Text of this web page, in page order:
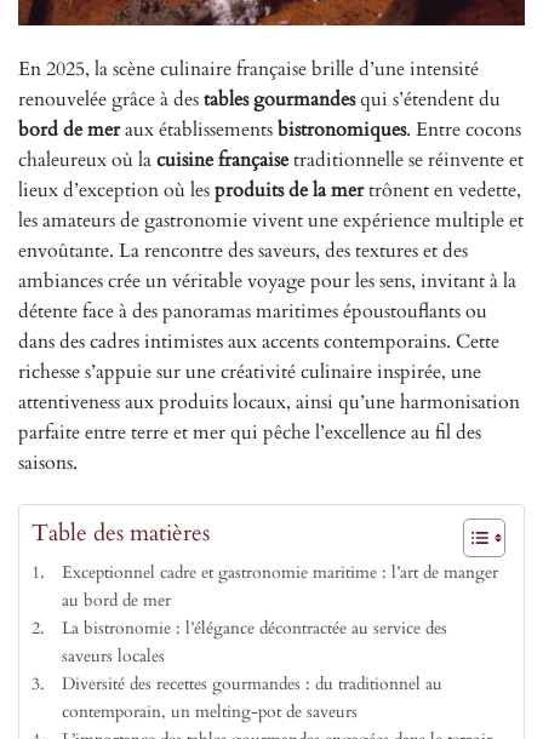
En 2025, la scène culinaire française brille d’une intensité
renouvelée grâce à destables gourmandesqui s’étendent du
bord de meraux établissementsbistronomiques. Entre cocons
chaleureux où lacuisine françaisetraditionnelle se réinvente et
lieux d’exception où lesproduits de la mertrônent en vedette,
les amateurs de gastronomie vivent une expérience multiple et
envoûtante. La rencontre des saveurs, des textures et des
ambiances crée un véritable voyage pour les sens, invitant à la
détente face à des panoramas maritimes époustouflants ou
dans des cadres intimistes aux accents contemporains. Cette
richesse s’appuie sur une créativité culinaire inspirée, une
attentiveness aux produits locaux, ainsi qu’une harmonisation
parfaite entre terre et mer qui pêche l’excellence au fil des
saisons.
Table des matières
Exceptionnel cadre et gastronomie maritime : l’art de manger
au bord de mer
La bistronomie : l’élégance décontractée au service des
saveurs locales
Diversité des recettes gourmandes : du traditionnel au
contemporain, un melting-pot de saveurs